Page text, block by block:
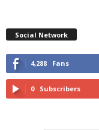
Social Network
4,288 Fans
0 Subscribers